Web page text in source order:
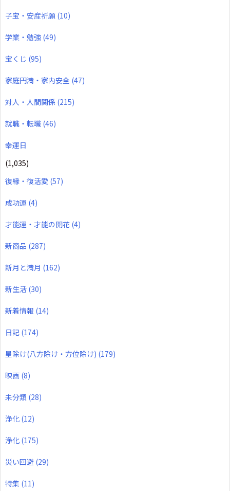
子宝・安産祈願 (10)
学業・勉強 (49)
宝くじ (95)
家庭円満・家内安全 (47)
対人・人間関係 (215)
就職・転職 (46)
幸運日
(1,035)
復縁・復活愛 (57)
成功運 (4)
才能運・才能の開花 (4)
新商品 (287)
新月と満月 (162)
新生活 (30)
新着情報 (14)
日記 (174)
星除け(八方除け・方位除け) (179)
映画 (8)
未分類 (28)
浄化 (12)
浄化 (175)
災い回避 (29)
特集 (11)